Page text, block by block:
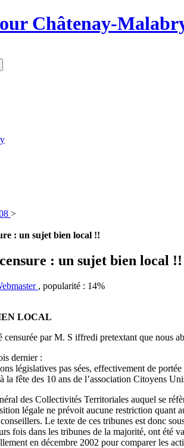
Châtenay-
>
: un sujet bien local !!
: un sujet bien local !!
, popularité : 14%
LOCAL
censurée par M. S iffredi pretextant que nous
dernier :
législatives pas sées, effectivement de
la fête des 10 ans de l’association Citoyens
des Collectivités Territoriales auquel se
légale ne prévoit aucune restriction quant
Le texte de ces tribunes est donc
fois dans les tribunes de la majorité, ont été
en décembre 2002 pour comparer les